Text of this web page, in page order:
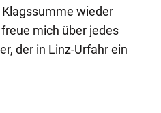
wieder
mich über jedes
der in Linz-Urfahr ein